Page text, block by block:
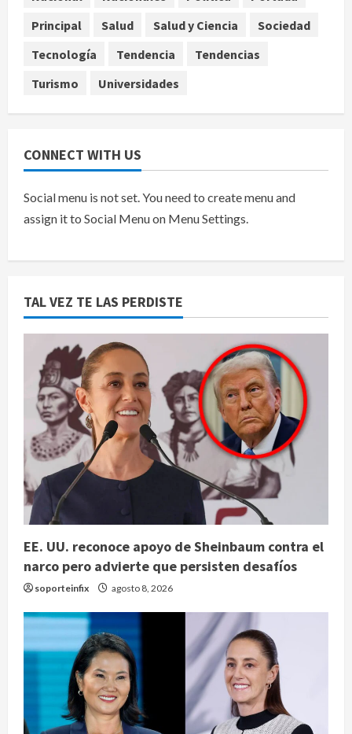
AICM
Principal
Salud Salud y Ciencia
Sociedad
Tecnología
Tendencia
Tendencias
Turismo
Universidades
CONNECT WITH US
Social menu is not set. You need to create menu and
assign it to Social Menu on Menu Settings.
TAL VEZ TE LAS PERDISTE
EE. UU. reconoce apoyo de Sheinbaum contra el
narco pero advierte que persisten desafíos
soporteinfix agosto 8, 2026